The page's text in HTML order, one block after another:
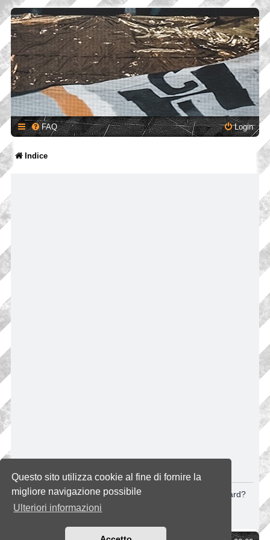
Questo sito utilizza cookie al fine di fornire la
migliore navigazione possibile
Ulteriori informazioni
FAQ Login
Indice
Sei sicuro di volere cancellare tutti i cookie di questa Board?